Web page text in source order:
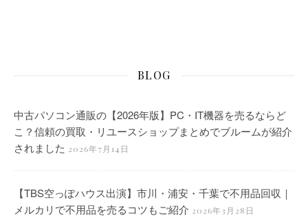
BLOG
中古パソコン通販の【2026年版】PC・IT機器を売るならど
こ？信頼の買取・リユースショップまとめでブルームが紹介
されました 2026年7月14日
【TBS空っぽハウス出演】市川・浦安・千葉で不用品回収｜
メルカリで不用品を売るコツもご紹介 2026年3月28日